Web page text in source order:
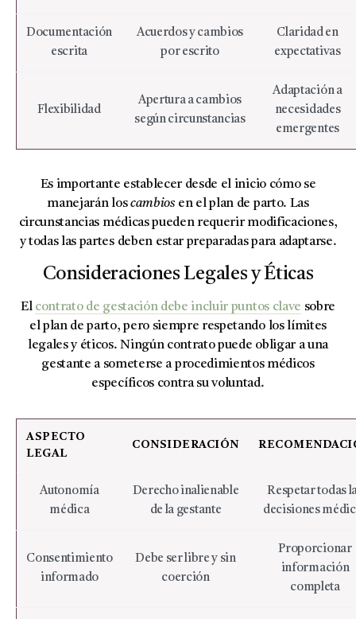
Documentación
escrita
Acuerdos y cambios
por escrito
Claridad en
expectativas
Flexibilidad
Apertura a cambios
según circunstancias
Adaptación a
necesidades
emergentes
Es importante establecer desde el inicio cómo se
manejarán loscambiosen el plan de parto. Las
circunstancias médicas pueden requerir modificaciones,
y todas las partes deben estar preparadas para adaptarse.
Consideraciones Legales y Éticas
El contrato de gestación debe incluir puntos clave sobre
el plan de parto, pero siempre respetando los límites
legales y éticos. Ningún contrato puede obligar a una
gestante a someterse a procedimientos médicos
específicos contra su voluntad.
ASPECTO
LEGAL
CONSIDERACIÓN
Autonomía
médica
Derecho inalienable
de la gestante
Respetar todas
decisiones
Consentimiento
informado
Debe ser libre y sin
coerción
Proporcionar
información
completa